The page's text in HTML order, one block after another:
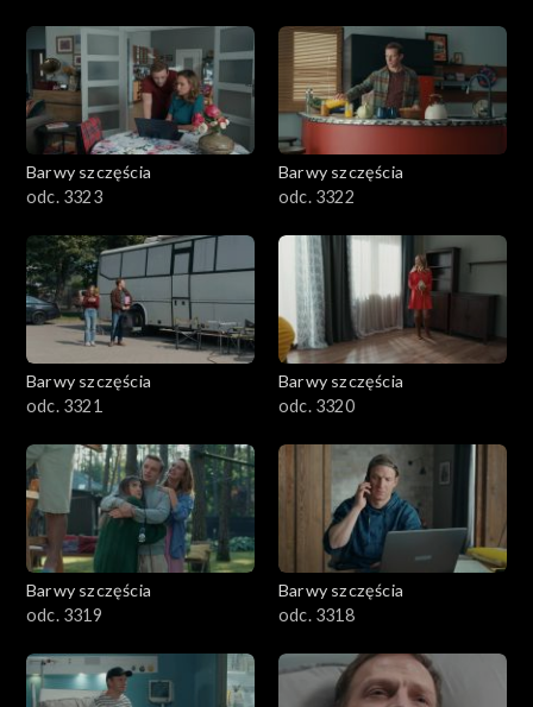
Barwy szczęścia
odc. 3323
Barwy szczęścia
odc. 3322
Barwy szczęścia
odc. 3321
Barwy szczęścia
odc. 3320
Barwy szczęścia
odc. 3319
Barwy szczęścia
odc. 3318